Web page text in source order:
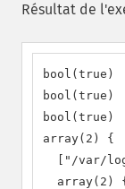
Résultat de
bool(true)
bool(true)
bool(true)
array(2) {
["/var/
  array(2) {